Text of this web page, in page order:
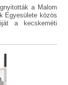
a Malom
Egyesülete közös
a kecskeméti